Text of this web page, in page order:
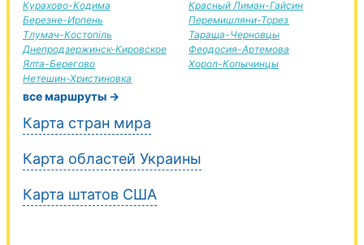
Курахово-Кодима
Березне-Ирпень
Тлумач-Костопіль
Днепродзержинск-Кировское
Ялта-Берегово
Нетешин-Христиновка
Красный Лиман-Гайсин
Перемишляни-Торез
Тараща-Черновцы
Феодосия-Артемова
Хорол-Копычинцы
все маршруты →
Карта стран мира
Карта областей Украины
Карта штатов США